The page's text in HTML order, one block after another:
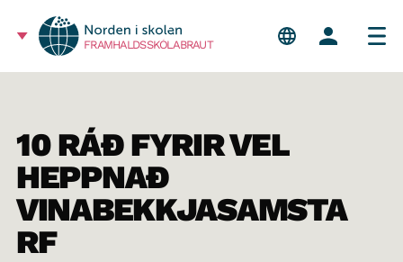
FRAMHALDSSKÓLABRAUT
10 RÁÐ FYRIR VEL
HEPPNAÐ
VINABEKKJASAMSTA
RF